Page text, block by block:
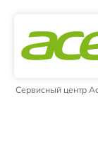
Сервисный центр